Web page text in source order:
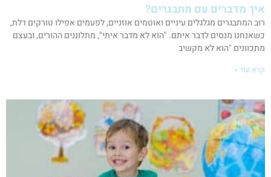
איך מדברים עם מתבגרים?
רוב המתבגרים מגלגלים עיניים ואוטמים אוזניים, לפעמים אפילו טורקים דלת,
כשאנחנו מנסים לדבר איתם. "הוא לא מדבר איתי", מתלוננים ההורים, ובעצם
מתכוונים "הוא לא מקשיב
קרא עוד »